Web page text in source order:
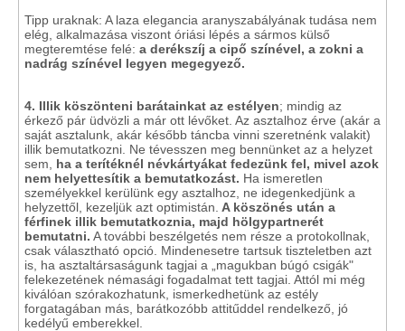
Tipp uraknak: A laza elegancia aranyszabályának tudása nem
elég, alkalmazása viszont óriási lépés a sármos külső
megteremtése felé: a derékszíj a cipő színével, a zokni a
nadrág színével legyen megegyező.
4. Illik köszönteni barátainkat az estélyen; mindig az
érkező pár üdvözli a már ott lévőket. Az asztalhoz érve (akár a
saját asztalunk, akár később táncba vinni szeretnénk valakit)
illik bemutatkozni. Ne tévesszen meg bennünket az a helyzet
sem, ha a terítéknél névkártyákat fedezünk fel, mivel azok
nem helyettesítik a bemutatkozást. Ha ismeretlen
személyekkel kerülünk egy asztalhoz, ne idegenkedjünk a
helyzettől, kezeljük azt optimistán. A köszönés után a
férfinek illik bemutatkoznia, majd hölgypartnerét
bemutatni. A további beszélgetés nem része a protokollnak,
csak választható opció. Mindenesetre tartsuk tiszteletben azt
is, ha asztaltársaságunk tagjai a „magukban búgó csigák"
felekezetének némasági fogadalmat tett tagjai. Attól mi még
kiválóan szórakozhatunk, ismerkedhetünk az estély
forgatagában más, barátkozóbb attitűddel rendelkező, jó
kedélyű emberekkel.